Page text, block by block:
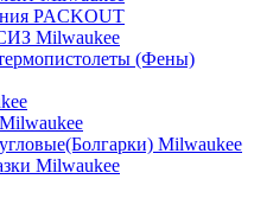
PACKOUT
Milwaukee
(Фены)
Milwaukee
Milwaukee